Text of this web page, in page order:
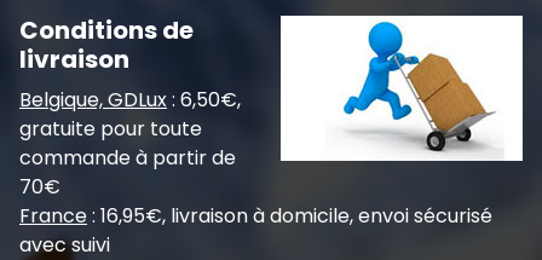
Conditions de
livraison
Belgique, GDLux: 6,50€,
gratuite pour toute
commande à partir de
70€
France: 16,95€, livraison à domicile, envoi sécurisé
avec suivi